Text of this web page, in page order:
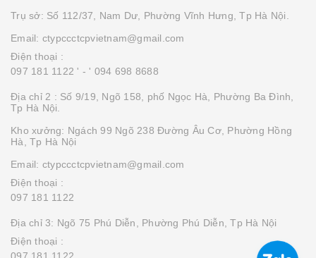
Trụ sở: Số 112/37, Nam Dư, Phường Vĩnh Hưng, Tp Hà Nội.
Email: ctypccctcpvietnam@gmail.com
Điện thoại :
097 181 1122 ' - ' 094 698 8688
Địa chỉ 2 : Số 9/19, Ngõ 158, phố Ngọc Hà, Phường Ba Đình,
Tp Hà Nội.
Kho xưởng: Ngách 99 Ngõ 238 Đường Âu Cơ, Phường Hồng
Hà, Tp Hà Nội
Email: ctypccctcpvietnam@gmail.com
Điện thoại :
097 181 1122
Địa chỉ 3: Ngõ 75 Phú Diễn, Phường Phú Diễn, Tp Hà Nội
Điện thoại :